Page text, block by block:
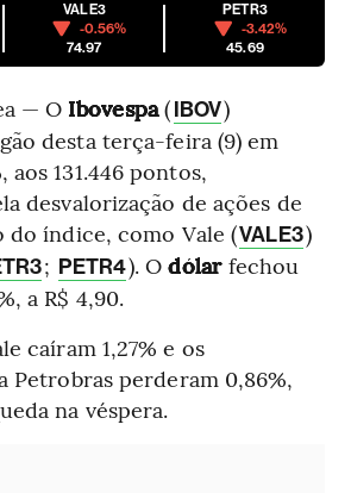
VALE3
-0.56%
74.97
PETR3
-3.42%
45.69
— O Ibovespa(IBOV)
desta terça-feira (9) em
aos 131.446 pontos,
desvalorização de ações de
do índice, como Vale (VALE3)
; PETR4). Odólarfechou
a R$ 4,90.
caíram 1,27% e os
Petrobras perderam 0,86%,
na véspera.